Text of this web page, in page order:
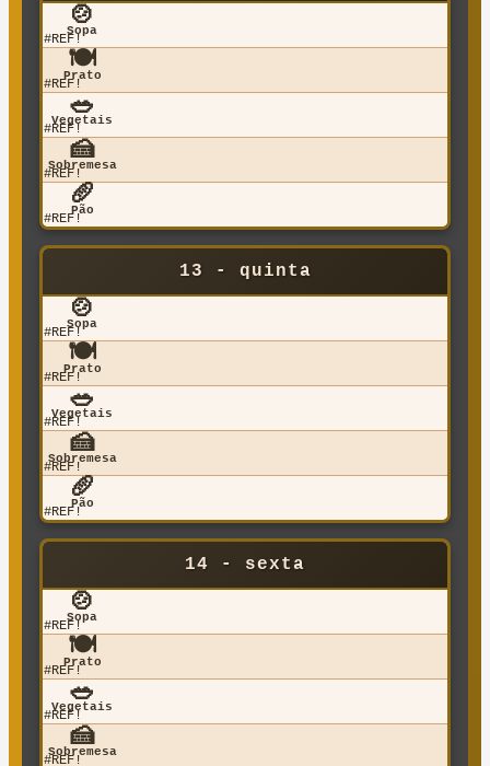
🍲
Sopa
#REF!
🍽️
Prato
#REF!
🥗
Vegetais
#REF!
🍰
Sobremesa
#REF!
🥖
Pão
#REF!
13 - quinta
🍲
Sopa
#REF!
🍽️
Prato
#REF!
🥗
Vegetais
#REF!
🍰
Sobremesa
#REF!
🥖
Pão
#REF!
14 - sexta
🍲
Sopa
#REF!
🍽️
Prato
#REF!
🥗
Vegetais
#REF!
🍰
Sobremesa
#REF!